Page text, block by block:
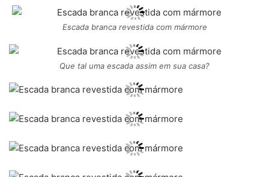
Escada branca revestida com mármore
Que tal uma escada assim em sua casa?